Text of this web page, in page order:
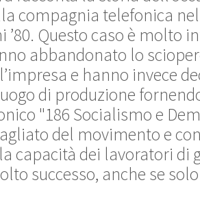
compagnia telefonica
Questo caso è molto
abbandonato lo
e hanno invece
di produzione
"186 Socialismo e
del movimento e
capacità dei lavoratori di
successo, anche se